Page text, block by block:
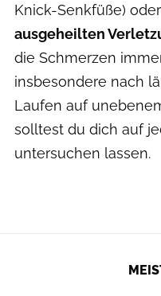
Knick-Senkfüße)
ausgeheilten
die Schmerzen
insbesondere nach
Laufen auf
solltest du dich auf
untersuchen lassen.